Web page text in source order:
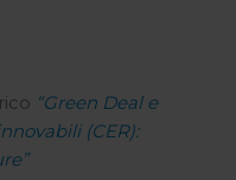
“Green Deal e
(CER):